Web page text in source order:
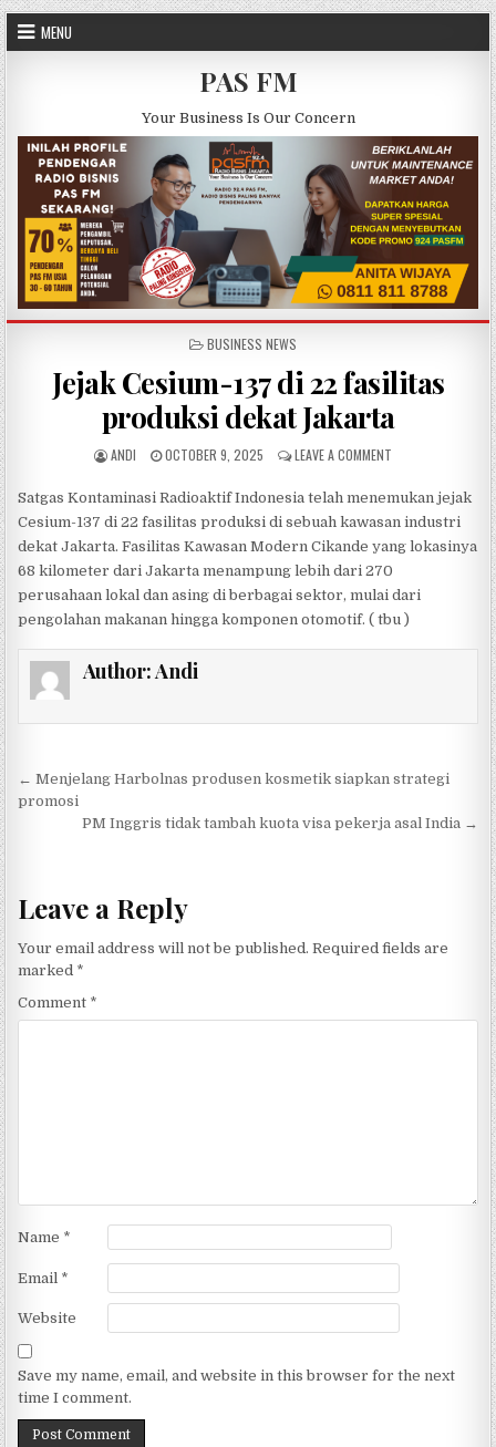
Skip to content
MENU
PAS FM
Your Business Is Our Concern
POSTED IN
BUSINESS NEWS
Jejak Cesium-137 di 22 fasilitas
produksi dekat Jakarta
AUTHOR:
ANDI PUBLISHED DATE:
OCTOBER 9, 2025 LEAVE A COMMENTON JEJAK CESIUM-
Satgas Kontaminasi Radioaktif Indonesia telah menemukan jejak
Cesium-137 di 22 fasilitas produksi di sebuah kawasan industri
dekat Jakarta. Fasilitas Kawasan Modern Cikande yang lokasinya
68 kilometer dari Jakarta menampung lebih dari 270
perusahaan lokal dan asing di berbagai sektor, mulai dari
pengolahan makanan hingga komponen otomotif. ( tbu )
Author:Andi
Post navigation
← Menjelang Harbolnas produsen kosmetik siapkan strategi
promosi
PM Inggris tidak tambah kuota visa pekerja asal India →
Leave a Reply
Your email address will not be published. Required fields are
marked *
Comment *
Name *
Email *
Website
Save my name, email, and website in this browser for the next
time I comment.